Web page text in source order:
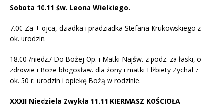
Sobota 10.11 św. Leona Wielkiego.
7.00 Za + ojca, dziadka i pradziadka Stefana Krukowskiego z
ok. urodzin.
18.00 /niedz./ Do Bożej Op. i Matki Najśw. z podz. za łaski, o
zdrowie i Boże błogosław. dla żony i matki Elżbiety Zychal z
ok. 50 r. urodzin i opiekę Bożą w rodzinie.
XXXII Niedziela Zwykła 11.11 KIERMASZ KOŚCIOŁA